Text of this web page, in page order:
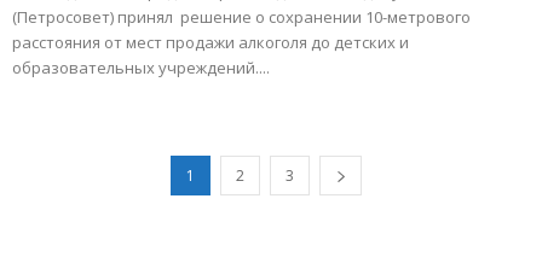
(Петросовет) принял решение о сохранении 10-метрового
расстояния от мест продажи алкоголя до детских и
образовательных учреждений....
1 2 3